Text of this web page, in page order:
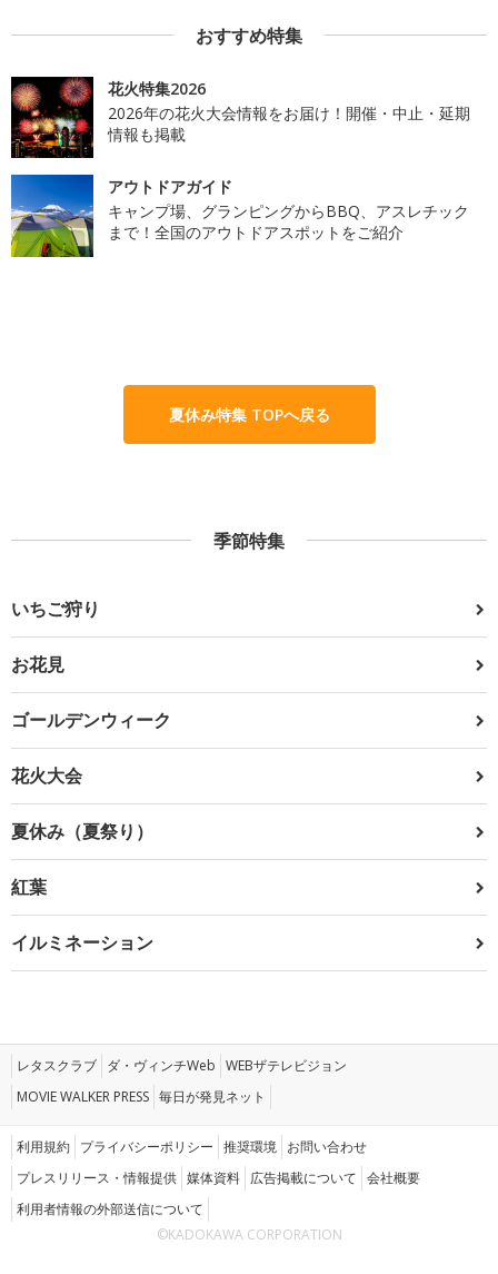
おすすめ特集
花火特集2026
2026年の花火大会情報をお届け！開催・中止・延期
情報も掲載
アウトドアガイド
キャンプ場、グランピングからBBQ、アスレチック
まで！全国のアウトドアスポットをご紹介
夏休み特集 TOPへ戻る
季節特集
いちご狩り
お花見
ゴールデンウィーク
花火大会
夏休み（夏祭り）
紅葉
イルミネーション
レタスクラブ ダ・ヴィンチWeb WEBザテレビジョン
MOVIE WALKER PRESS 毎日が発見ネット
利用規約 プライバシーポリシー 推奨環境 お問い合わせ
プレスリリース・情報提供 媒体資料 広告掲載について 会社概要
利用者情報の外部送信について
©KADOKAWA CORPORATION